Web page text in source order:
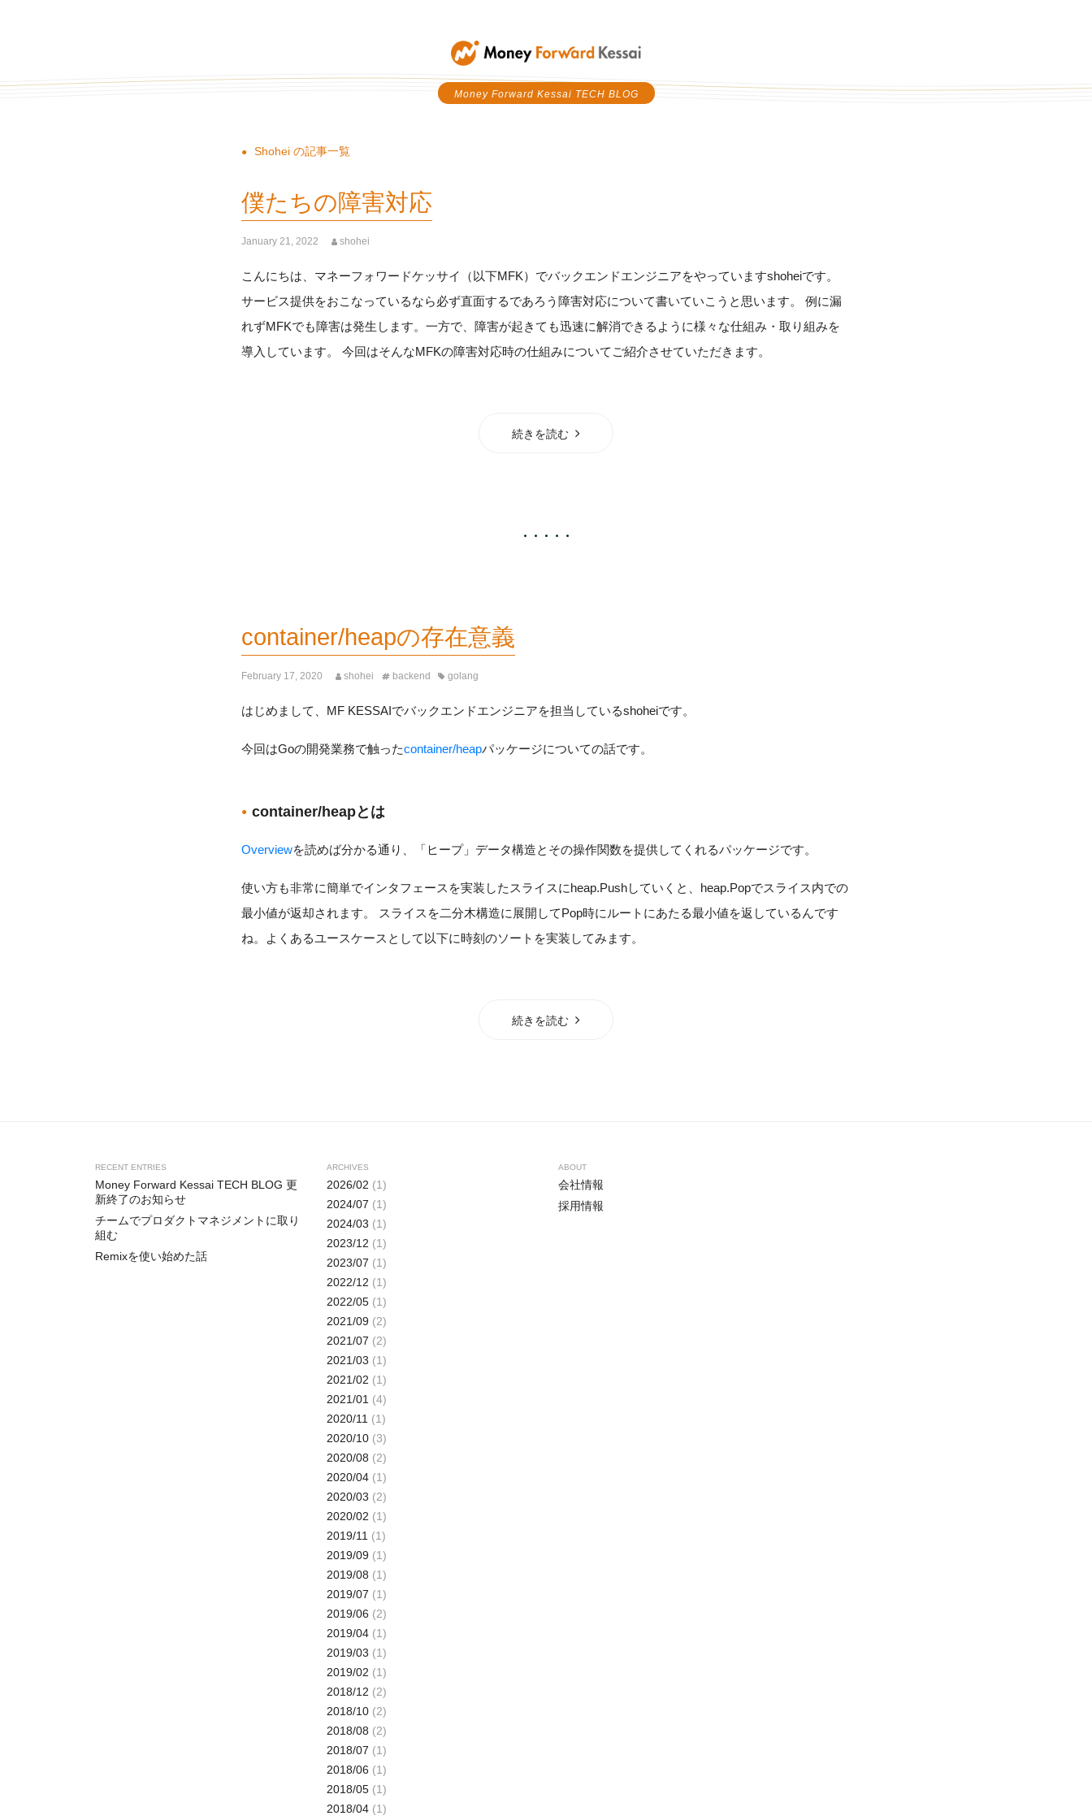
Money Forward Kessai
Money Forward Kessai TECH BLOG
Shohei の記事一覧
僕たちの障害対応
January 21, 2022 shohei
こんにちは、マネーフォワードケッサイ（以下MFK）でバックエンドエンジニアをやっていますshoheiです。
サービス提供をおこなっているなら必ず直面するであろう障害対応について書いていこうと思います。 例に漏
れずMFKでも障害は発生します。一方で、障害が起きても迅速に解消できるように様々な仕組み・取り組みを
導入しています。 今回はそんなMFKの障害対応時の仕組みについてご紹介させていただきます。
続きを読む
container/heapの存在意義
February 17, 2020 shohei backend golang
はじめまして、MF KESSAIでバックエンドエンジニアを担当しているshoheiです。
今回はGoの開発業務で触ったcontainer/heapパッケージについての話です。
container/heapとは
Overviewを読めば分かる通り、「ヒープ」データ構造とその操作関数を提供してくれるパッケージです。
使い方も非常に簡単でインタフェースを実装したスライスにheap.Pushしていくと、heap.Popでスライス内での
最小値が返却されます。 スライスを二分木構造に展開してPop時にルートにあたる最小値を返しているんです
ね。よくあるユースケースとして以下に時刻のソートを実装してみます。
続きを読む
RECENT ENTRIES
Money Forward Kessai TECH BLOG 更
新終了のお知らせ
チームでプロダクトマネジメントに取り
組む
Remixを使い始めた話
ARCHIVES
2026/02 (1)
2024/07 (1)
2024/03 (1)
2023/12 (1)
2023/07 (1)
2022/12 (1)
2022/05 (1)
2021/09 (2)
2021/07 (2)
2021/03 (1)
2021/02 (1)
2021/01 (4)
2020/11 (1)
2020/10 (3)
2020/08 (2)
2020/04 (1)
2020/03 (2)
2020/02 (1)
2019/11 (1)
2019/09 (1)
2019/08 (1)
2019/07 (1)
2019/06 (2)
2019/04 (1)
2019/03 (1)
2019/02 (1)
2018/12 (2)
2018/10 (2)
2018/08 (2)
2018/07 (1)
2018/06 (1)
2018/05 (1)
2018/04 (1)
ABOUT
会社情報
採用情報